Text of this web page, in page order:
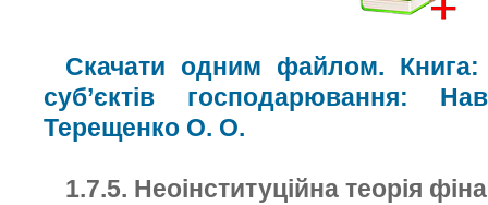
Скачати одним файлом. Книга:
суб’єктів господарювання:
Терещенко О. О.
1.7.5. Неоінституційна теорія